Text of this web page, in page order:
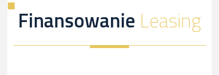
Finansowanie Leasing